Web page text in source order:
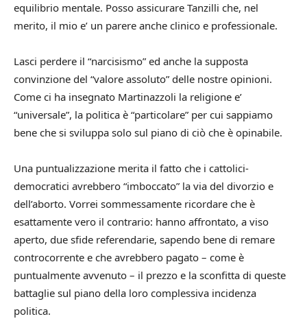
equilibrio mentale. Posso assicurare Tanzilli che, nel
merito, il mio e’ un parere anche clinico e professionale.
Lasci perdere il “narcisismo” ed anche la supposta
convinzione del “valore assoluto” delle nostre opinioni.
Come ci ha insegnato Martinazzoli la religione e’
“universale”, la politica è “particolare” per cui sappiamo
bene che si sviluppa solo sul piano di ciò che è opinabile.
Una puntualizzazione merita il fatto che i cattolici-
democratici avrebbero “imboccato” la via del divorzio e
dell’aborto. Vorrei sommessamente ricordare che è
esattamente vero il contrario: hanno affrontato, a viso
aperto, due sfide referendarie, sapendo bene di remare
controcorrente e che avrebbero pagato – come è
puntualmente avvenuto – il prezzo e la sconfitta di queste
battaglie sul piano della loro complessiva incidenza
politica.